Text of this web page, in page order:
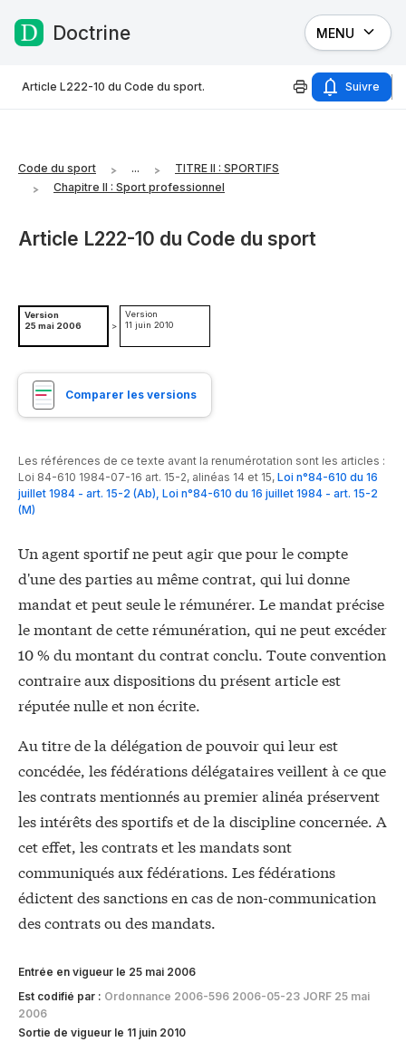
Passer au contenu
Doctrine MENU
Article L222-10 du Code du sport. Suivre
Code du sport ...
TITRE II : SPORTIFS
Chapitre II : Sport professionnel
Article L222-10 du Code du sport
Version
25 mai 2006
>
Version
11 juin 2010
Comparer les versions
Les références de ce texte avant la renumérotation sont les articles :
Loi 84-610 1984-07-16 art. 15-2, alinéas 14 et 15, Loi n°84-610 du 16
juillet 1984 - art. 15-2 (Ab), Loi n°84-610 du 16 juillet 1984 - art. 15-2
(M)
Un agent sportif ne peut agir que pour le compte
d'une des parties au même contrat, qui lui donne
mandat et peut seule le rémunérer. Le mandat précise
le montant de cette rémunération, qui ne peut excéder
10 % du montant du contrat conclu. Toute convention
contraire aux dispositions du présent article est
réputée nulle et non écrite.
Au titre de la délégation de pouvoir qui leur est
concédée, les fédérations délégataires veillent à ce que
les contrats mentionnés au premier alinéa préservent
les intérêts des sportifs et de la discipline concernée. A
cet effet, les contrats et les mandats sont
communiqués aux fédérations. Les fédérations
édictent des sanctions en cas de non-communication
des contrats ou des mandats.
Entrée en vigueur le 25 mai 2006
Est codifié par : Ordonnance 2006-596 2006-05-23 JORF 25 mai
2006
Sortie de vigueur le 11 juin 2010